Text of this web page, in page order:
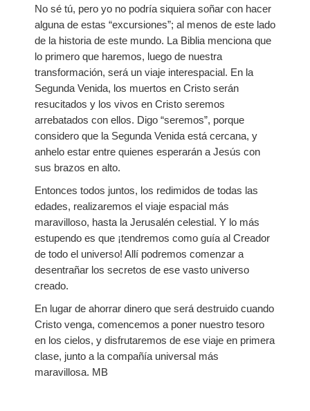
No sé tú, pero yo no podría siquiera soñar con hacer
alguna de estas “excursiones”; al menos de este lado
de la historia de este mundo. La Biblia menciona que
lo primero que haremos, luego de nuestra
transformación, será un viaje interespacial. En la
Segunda Venida, los muertos en Cristo serán
resucitados y los vivos en Cristo seremos
arrebatados con ellos. Digo “seremos”, porque
considero que la Segunda Venida está cercana, y
anhelo estar entre quienes esperarán a Jesús con
sus brazos en alto.
Entonces todos juntos, los redimidos de todas las
edades, realizaremos el viaje espacial más
maravilloso, hasta la Jerusalén celestial. Y lo más
estupendo es que ¡tendremos como guía al Creador
de todo el universo! Allí podremos comenzar a
desentrañar los secretos de ese vasto universo
creado.
En lugar de ahorrar dinero que será destruido cuando
Cristo venga, comencemos a poner nuestro tesoro
en los cielos, y disfrutaremos de ese viaje en primera
clase, junto a la compañía universal más
maravillosa. MB